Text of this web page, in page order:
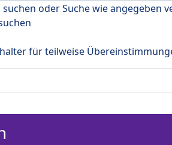
oder Suche wie angegeben
für teilweise